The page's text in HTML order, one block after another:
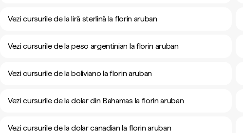
Vezi cursurile de la liră sterlină la florin aruban
Vezi cursurile de la peso argentinian la florin aruban
Vezi cursurile de la boliviano la florin aruban
Vezi cursurile de la dolar din Bahamas la florin aruban
Vezi cursurile de la dolar canadian la florin aruban